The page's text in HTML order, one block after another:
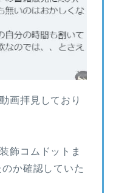
画拝見しており
飾コムドットま
か確認していた